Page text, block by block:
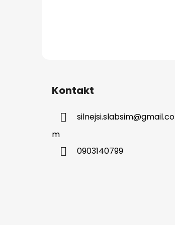
Kontakt
silnejsi.slabsim@gmail.co
m
0903140799